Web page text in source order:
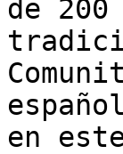
de
en